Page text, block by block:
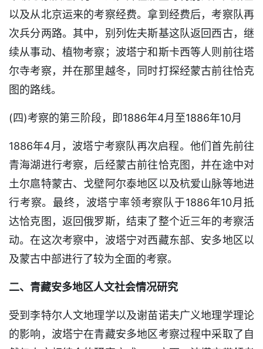
以及从北京运来的考察经费。拿到经费后，考察队再
次兵分两路。其中，别列佐夫斯基这队返回西古，继
续从事动、植物考察；波塔宁和斯卡西等人则前往塔
尔寺考察，并在那里越冬，同时打探经蒙古前往恰克
图的路线。
(四)考察的第三阶段，即1886年4月至1886年10月
1886年4月，波塔宁考察队再次启程。他们首先前往
青海湖进行考察，后经蒙古前往恰克图，并在途中对
土尔扈特蒙古、戈壁阿尔泰地区以及杭爱山脉等地进
行考察。最终，波塔宁率领考察队于1886年10月抵
达恰克图，返回俄罗斯，结束了整个近三年的考察活
动。在这次考察中，波塔宁对西藏东部、安多地区以
及蒙古中部进行了较为全面的考察。
二、青藏安多地区人文社会情况研究
受到李特尔人文地理学以及谢苗诺夫广义地理学理论
的影响，波塔宁在青藏安多地区考察过程中采取了自